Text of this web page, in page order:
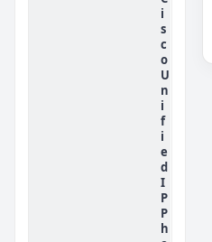
i
s
c
o
U
n
i
f
i
e
d
I
P
P
h